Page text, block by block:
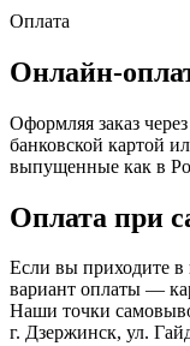
Оплата
Онлайн-
Оформляя заказ
банковской картой
выпущенные как в
Оплата при
Если вы приходите
вариант оплаты —
Наши точки
г. Дзержинск, ул.